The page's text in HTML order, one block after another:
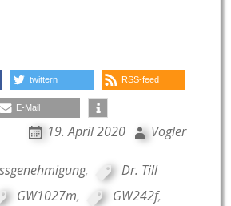
twittern RSS-feed
E-Mail
19. April 2020 Vogler
,
Dr. Till
GW1027m, GW242f,